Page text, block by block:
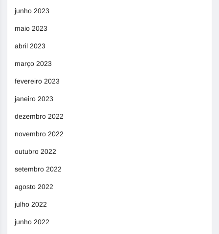
junho 2023
maio 2023
abril 2023
março 2023
fevereiro 2023
janeiro 2023
dezembro 2022
novembro 2022
outubro 2022
setembro 2022
agosto 2022
julho 2022
junho 2022